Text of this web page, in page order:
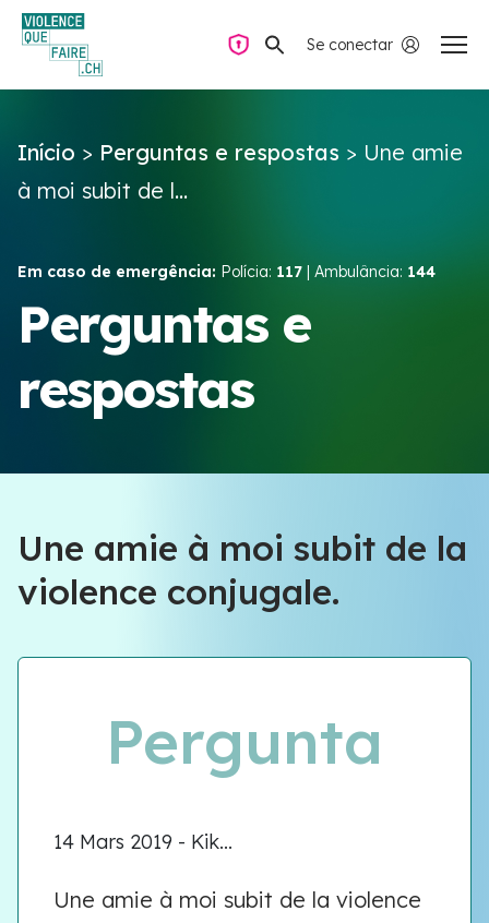
Se conectar
Perguntas e respostas
Violência no casal
Recursos e campanhas
Équipe VIOLENCE QUE FAIRE
Meet our team
Navegação privada
Início > Perguntas e respostas > Une amie
à moi subit de l...
Em caso de emergência: Polícia: 117 | Ambulância: 144
Perguntas e
respostas
Une amie à moi subit de la
violence conjugale.
Pergunta
14 Mars 2019 - Kik...
Une amie à moi subit de la violence